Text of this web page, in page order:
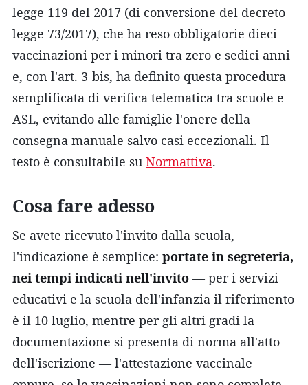
legge 119 del 2017 (di conversione del decreto-
legge 73/2017), che ha reso obbligatorie dieci
vaccinazioni per i minori tra zero e sedici anni
e, con l'art. 3-bis, ha definito questa procedura
semplificata di verifica telematica tra scuole e
ASL, evitando alle famiglie l'onere della
consegna manuale salvo casi eccezionali. Il
testo è consultabile su Normattiva.
Cosa fare adesso
Se avete ricevuto l'invito dalla scuola,
l'indicazione è semplice: portate in segreteria,
nei tempi indicati nell'invito — per i servizi
educativi e la scuola dell'infanzia il riferimento
è il 10 luglio, mentre per gli altri gradi la
documentazione si presenta di norma all'atto
dell'iscrizione — l'attestazione vaccinale